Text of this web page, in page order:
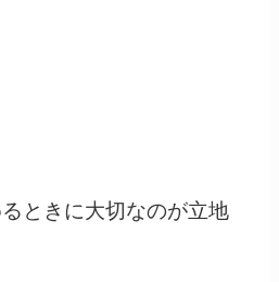
ときに大切なのが立地